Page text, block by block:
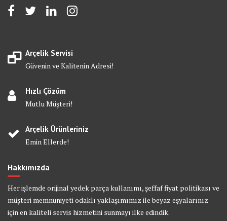
Arçelik Servisi
Güvenin ve Kalitenin Adresi!
Hızlı Çözüm
Mutlu Müşteri!
Arçelik Ürünleriniz
Emin Ellerde!
Hakkımızda
Her işlemde orijinal yedek parça kullanımı, şeffaf fiyat politikası ve
müşteri memnuniyeti odaklı yaklaşımımız ile beyaz eşyalarınız
için en kaliteli servis hizmetini sunmayı ilke edindik.